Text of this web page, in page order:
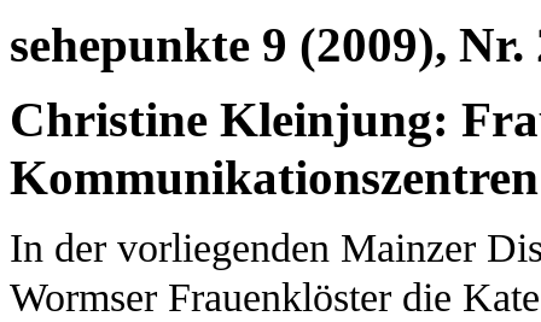
sehepunkte 9 (2009), Nr.
Christine Kleinjung:
In der vorliegenden Mainzer
Wormser Frauenklöster die